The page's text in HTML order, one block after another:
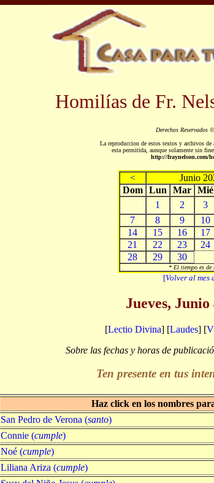
Homilías de Fr.
Derechos Reservados
La reproduccion de estos textos y archivos
esta permitida, aunque solamente sin
http://fraynelson.com/
< Junio
Dom Lun Mar Mié
1
2 3
7
8 9 10
14
15 16 17
21
22 23 24
28
29 30
* El tiempo es de
[Volver al mes
Jueves, Junio
[Lectio Divina] [Laudes] [
Sobre las fechas y horas de
Ten presente en tus
Haz click en los nombres
San Pedro de Verona (santo)
Connie (cumple)
Noé (cumple)
Liliana Ariza (cumple)